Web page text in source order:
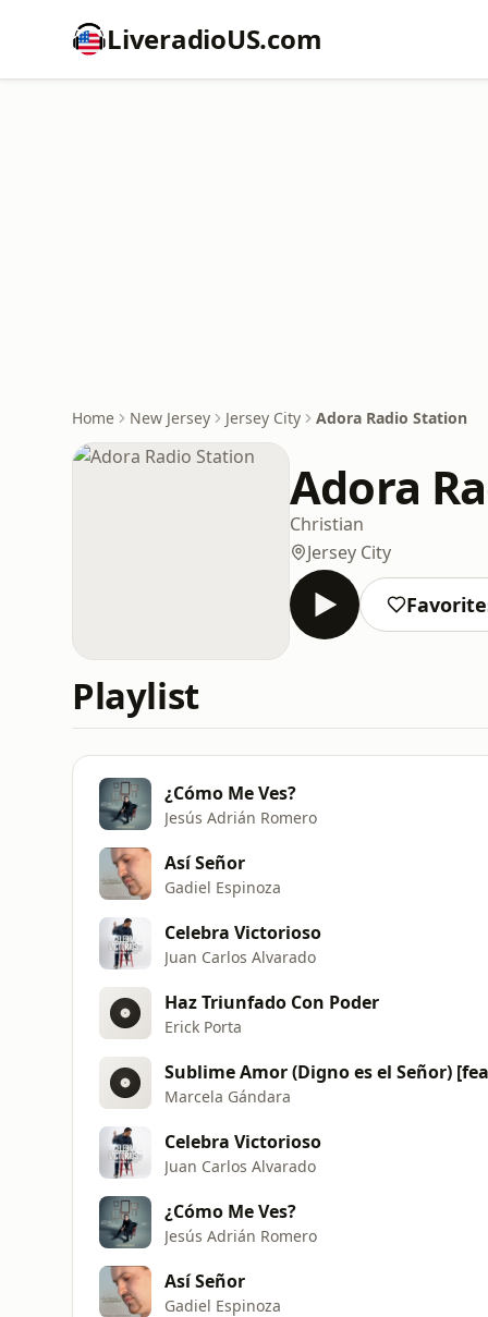
LiveradioUS.com
Home New Jersey Jersey City Adora Radio Station
Adora
Christian
Jersey City
Playlist
¿Cómo Me Ves?
Jesús Adrián Romero
Así Señor
Gadiel Espinoza
Celebra Victorioso
Juan Carlos Alvarado
Haz Triunfado Con Poder
Erick Porta
Sublime Amor (Digno es el Señor)
Marcela Gándara
Celebra Victorioso
Juan Carlos Alvarado
¿Cómo Me Ves?
Jesús Adrián Romero
Así Señor
Gadiel Espinoza